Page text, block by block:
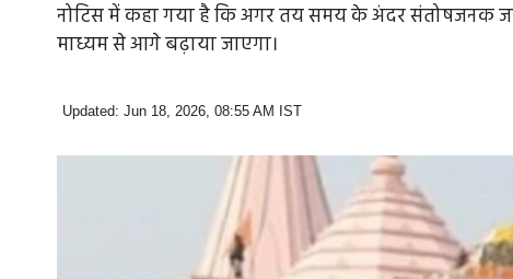
नोटिस में कहा गया है कि अगर तय समय के अंदर संतोषजनक
माध्यम से आगे बढ़ाया जाएगा।
Updated: Jun 18, 2026, 08:55 AM IST